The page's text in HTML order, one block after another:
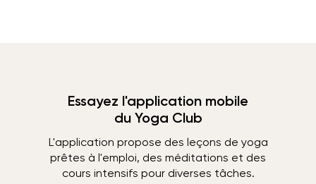
Essayez l'application mobile
du Yoga Club
L'application propose des leçons de yoga
prêtes à l'emploi, des méditations et des
cours intensifs pour diverses tâches.